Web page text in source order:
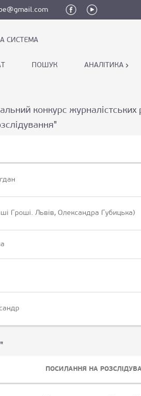
СИСТЕМА
ПОШУК АНАЛІТИКА
конкурс
Гроші. Львів, Олександра Губицька)
ПОСИЛАННЯ НА